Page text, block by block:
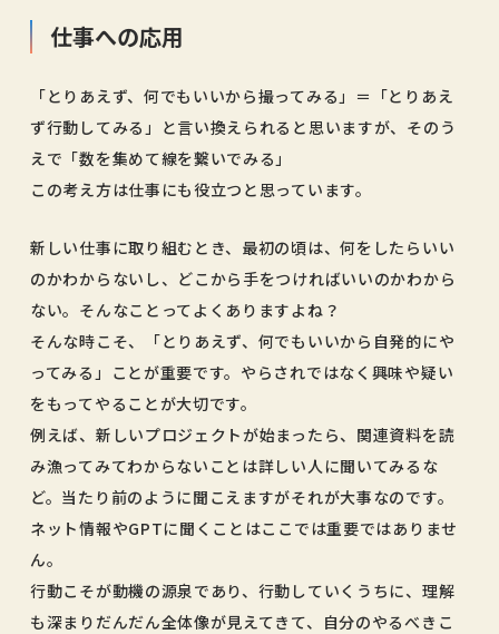
仕事への応用
「とりあえず、何でもいいから撮ってみる」＝「とりあえ
ず行動してみる」と言い換えられると思いますが、そのう
えで「数を集めて線を繋いでみる」
この考え方は仕事にも役立つと思っています。
新しい仕事に取り組むとき、最初の頃は、何をしたらいい
のかわからないし、どこから手をつければいいのかわから
ない。そんなことってよくありますよね？
そんな時こそ、「とりあえず、何でもいいから自発的にや
ってみる」ことが重要です。やらされではなく興味や疑い
をもってやることが大切です。
例えば、新しいプロジェクトが始まったら、関連資料を読
み漁ってみてわからないことは詳しい人に聞いてみるな
ど。当たり前のように聞こえますがそれが大事なのです。
ネット情報やGPTに聞くことはここでは重要ではありませ
ん。
行動こそが動機の源泉であり、行動していくうちに、理解
も深まりだんだん全体像が見えてきて、自分のやるべきこ